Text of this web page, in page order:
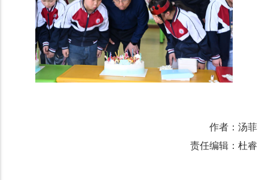
作者：汤菲
责任编辑：杜睿